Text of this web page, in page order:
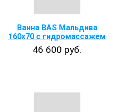
Ванна BAS Мальдива
160х70 с гидромассажем
46 600 руб.